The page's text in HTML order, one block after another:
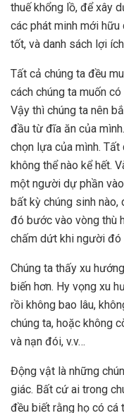
thuế khổng lồ, để xây
các phát minh mới
tốt, và danh sách lợi
Tất cả chúng ta đều
cách chúng ta muốn
Vậy thì chúng ta nên
đầu từ đĩa ăn của
chọn lựa của mình.
không thể nào kể hết.
một người dự phần
bất kỳ chúng sinh
đó bước vào vòng thù
chấm dứt khi người đó
Chúng ta thấy xu
biến hơn. Hy vọng xu
rồi không bao lâu,
chúng ta, hoặc không
và nạn đói, v.v…
Động vật là những
giác. Bất cứ ai trong
đều biết rằng họ có cá